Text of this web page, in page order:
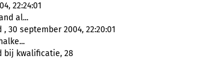
22:24:01
al...
30 september 2004, 22:20:01
bij kwalificatie, 28